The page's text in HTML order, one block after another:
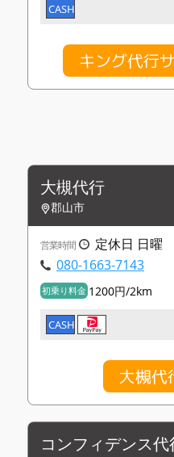
CASH
キング代行
大槻代行
郡山市
営業時間
定休日 日曜
080-1663-7143
初乗り料金 1200円/2km
CASH
大槻代
コンフィデンス代